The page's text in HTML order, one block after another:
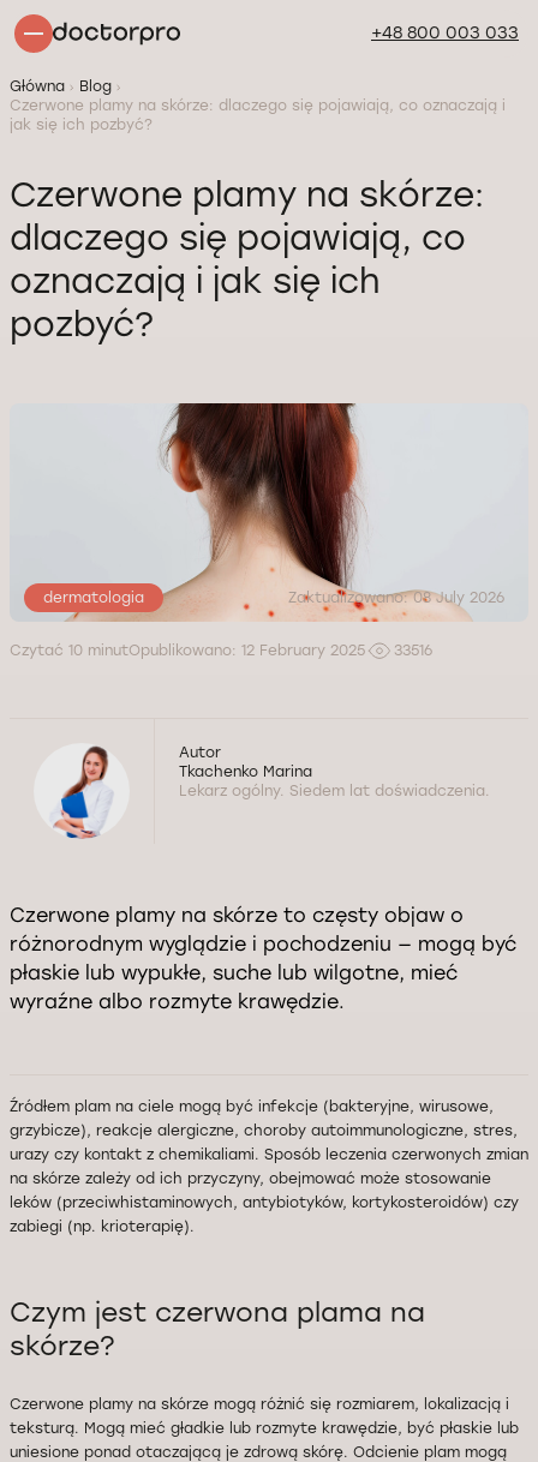
+48 800 003 033
Główna
Blog
Czerwone plamy na skórze: dlaczego się pojawiają, co oznaczają i
jak się ich pozbyć?
Czerwone plamy na skórze:
dlaczego się pojawiają, co
oznaczają i jak się ich
pozbyć?
dermatologia Zaktualizowano: 08 July 2026
Czytać 10 minutOpublikowano: 12 February 2025 33516
Autor
Tkachenko Marina
Lekarz ogólny. Siedem lat doświadczenia.
Czerwone plamy na skórze to częsty objaw o
różnorodnym wyglądzie i pochodzeniu — mogą być
płaskie lub wypukłe, suche lub wilgotne, mieć
wyraźne albo rozmyte krawędzie.
Źródłem plam na ciele mogą być infekcje (bakteryjne, wirusowe,
grzybicze), reakcje alergiczne, choroby autoimmunologiczne, stres,
urazy czy kontakt z chemikaliami. Sposób leczenia czerwonych zmian
na skórze zależy od ich przyczyny, obejmować może stosowanie
leków (przeciwhistaminowych, antybiotyków, kortykosteroidów) czy
zabiegi (np. krioterapię).
Czym jest czerwona plama na
skórze?
Czerwone plamy na skórze mogą różnić się rozmiarem, lokalizacją i
teksturą. Mogą mieć gładkie lub rozmyte krawędzie, być płaskie lub
uniesione ponad otaczającą je zdrową skórę. Odcienie plam mogą